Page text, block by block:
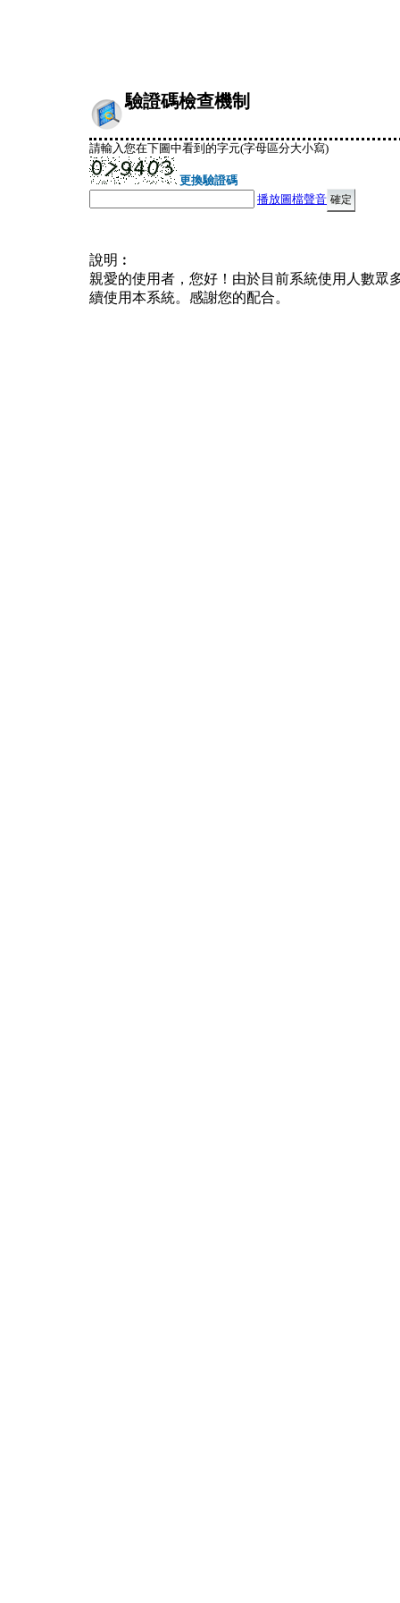
驗證碼檢查機制
請輸入您在下圖中看到的字元(字母區分大小寫)
更換驗證碼
播放圖檔聲音
說明︰
親愛的使用者，您好！由於目前系統使用人數眾
續使用本系統。感謝您的配合。